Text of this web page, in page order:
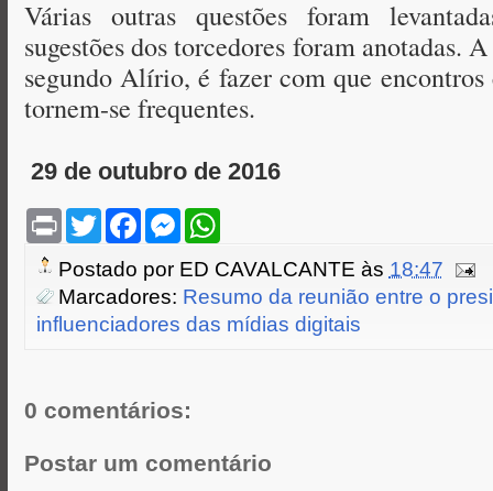
Várias outras questões foram
sugestões dos torcedores foram anotadas.
segundo Alírio, é fazer com que encontros
tornem-se frequentes.
29 de outubro de 2016
P
n
t
T
w
t
e
r
F
e
b
o
o
M
s
e
n
g
W
t
A
p
Postado por ED CAVALCANTE às 18:47
Marcadores: Resumo da reunião entre o
influenciadores das mídias digitais
0 comentários:
Postar um comentário